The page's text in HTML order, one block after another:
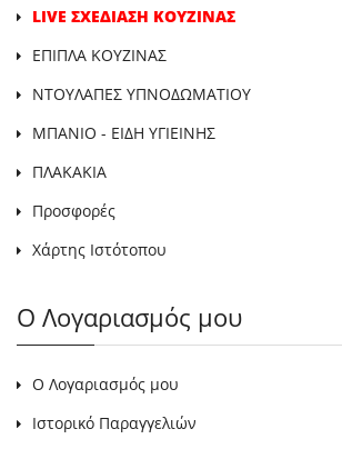
LIVE ΣΧΕΔΙΑΣΗ ΚΟΥΖΙΝΑΣ
ΕΠΙΠΛΑ ΚΟΥΖΙΝΑΣ
ΝΤΟΥΛΑΠΕΣ ΥΠΝΟΔΩΜΑΤΙΟΥ
ΜΠΑΝΙΟ - ΕΙΔΗ ΥΓΙΕΙΝΗΣ
ΠΛΑΚΑΚΙΑ
Προσφορές
Χάρτης Ιστότοπου
Ο Λογαριασμός μου
Ο Λογαριασμός μου
Ιστορικό Παραγγελιών